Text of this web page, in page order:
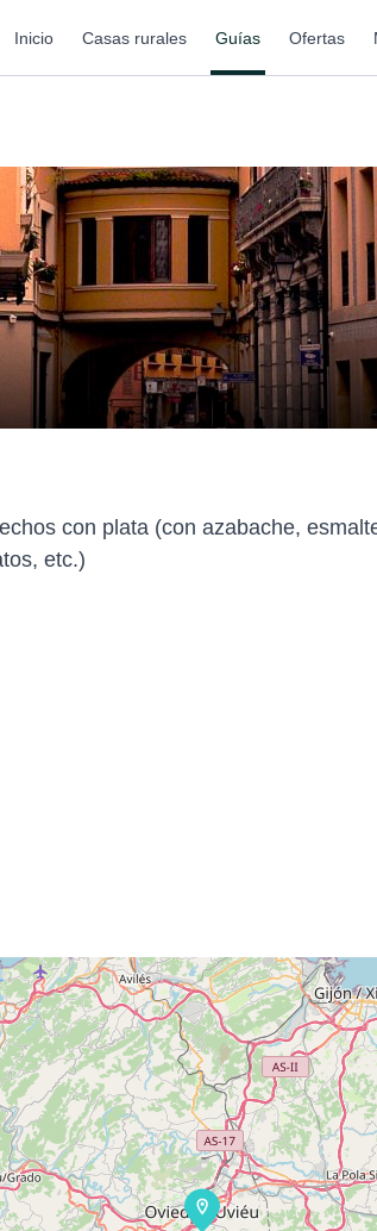
Inicio Casas rurales Guías Ofertas
con plata (con azabache,
etc.)